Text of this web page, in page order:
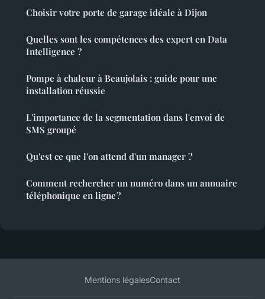
Choisir votre porte de garage idéale à Dijon
Quelles sont les compétences des expert en Data
Intelligence ?
Pompe à chaleur à Beaujolais : guide pour une
installation réussie
L'importance de la segmentation dans l'envoi de
SMS groupé
Qu'est ce que l'on attend d'un manager ?
Comment rechercher un numéro dans un annuaire
téléphonique en ligne ?
Mentions légalesContact